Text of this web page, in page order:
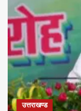
उत्तराखण्ड